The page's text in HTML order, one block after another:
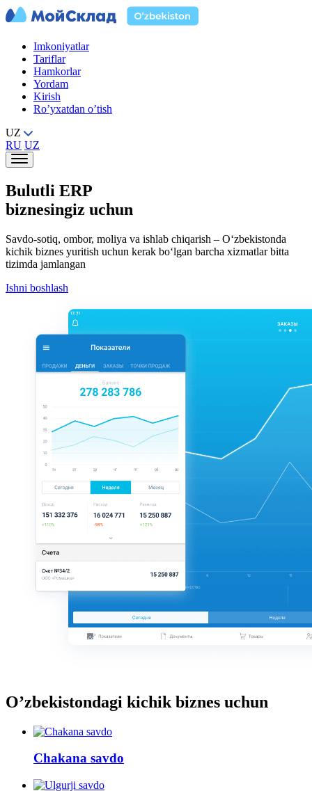
Imkoniyatlar
Tariflar
Hamkorlar
Yordam
Kirish
Ro’yxatdan o’tish
UZ
RU UZ
Bulutli ERP
biznesingiz uchun
Savdo-sotiq, ombor, moliya va ishlab chiqarish – O‘zbekistonda
kichik biznes yuritish uchun kerak bo‘lgan barcha xizmatlar bitta
tizimda jamlangan
Ishni boshlash
O’zbekistondagi kichik biznes uchun
Chakana savdo